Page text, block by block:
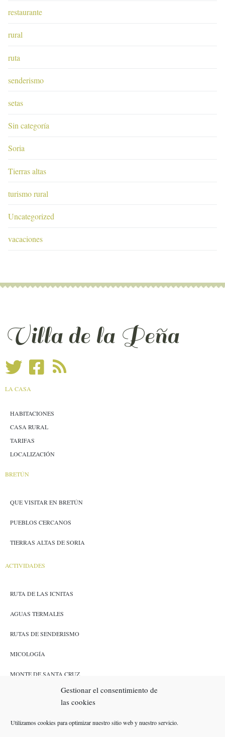
Gestionar el consentimiento de
las cookies
Utilizamos cookies para optimizar nuestro sitio web y nuestro servicio.
restaurante
rural
ruta
senderismo
setas
Sin categoría
Soria
Tierras altas
turismo rural
Uncategorized
vacaciones
Villa de la Peña
LA CASA
HABITACIONES
CASA RURAL
TARIFAS
LOCALIZACIÓN
BRETÚN
QUE VISITAR EN BRETÚN
PUEBLOS CERCANOS
TIERRAS ALTAS DE SORIA
ACTIVIDADES
RUTA DE LAS ICNITAS
AGUAS TERMALES
RUTAS DE SENDERISMO
MICOLOGÍA
MONTE DE SANTA CRUZ